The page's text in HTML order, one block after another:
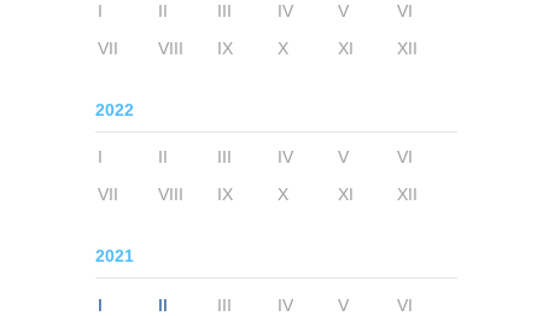
I II III IV V
VI
VII
VIII IX X XI XII
2022
I II III IV V
VI
VII
VIII IX X XI XII
2021
I II III IV V VI